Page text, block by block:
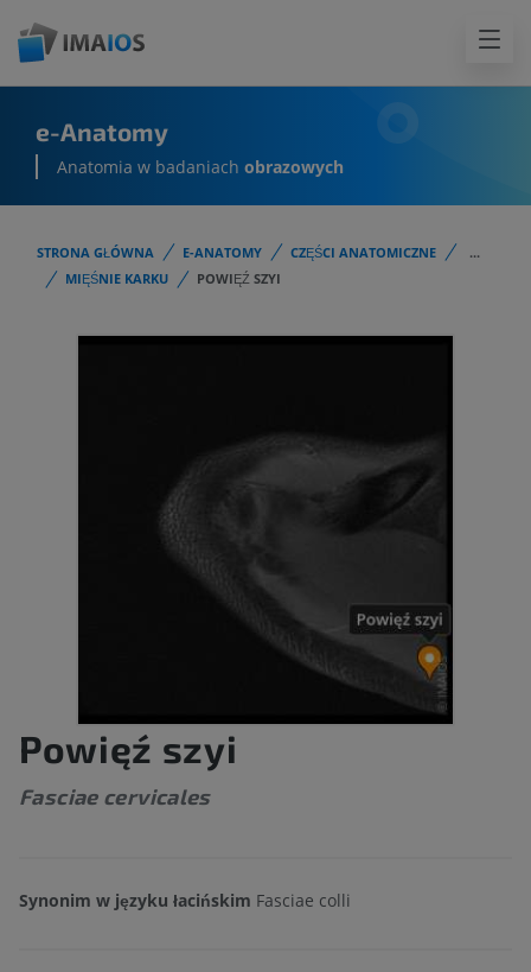
e-Anatomy
Anatomia w badaniach obrazowych
STRONA GŁÓWNA E-ANATOMY CZĘŚCI ANATOMICZNE
...
MIĘŚNIE KARKU
POWIĘŹ SZYI
Powięź szyi
Fasciae cervicales
Synonim w języku łacińskim Fasciae colli